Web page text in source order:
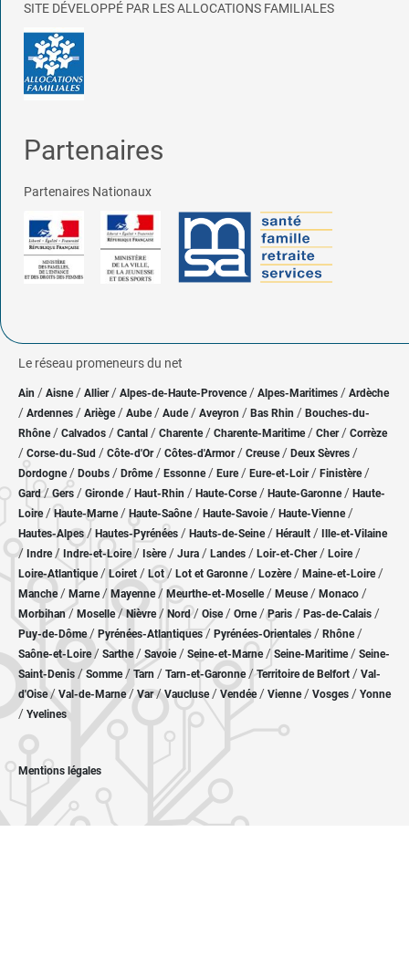
SITE DÉVELOPPÉ PAR LES ALLOCATIONS FAMILIALES
Partenaires
Partenaires Nationaux
Le réseau promeneurs du net
Ain / Aisne/ Allier/ Alpes-de-Haute-Provence / Alpes-Maritimes / Ardèche
/ Ardennes / Ariège/ Aube/ Aude / Aveyron / Bas Rhin / Bouches-du-
Rhône/ Calvados / Cantal / Charente / Charente-Maritime/ Cher / Corrèze
/ Corse-du-Sud / Côte-d'Or / Côtes-d'Armor/ Creuse/ Deux Sèvres /
Dordogne/ Doubs / Drôme/ Essonne / Eure/ Eure-et-Loir / Finistère/
Gard/Gers / Gironde/ Haut-Rhin / Haute-Corse/ Haute-Garonne/ Haute-
Loire/Haute-Marne/ Haute-Saône/ Haute-Savoie/ Haute-Vienne/
Hautes-Alpes/ Hautes-Pyrénées / Hauts-de-Seine/ Hérault / Ille-et-Vilaine
/ Indre/ Indre-et-Loire/ Isère/ Jura / Landes / Loir-et-Cher/ Loire/
Loire-Atlantique/ Loiret / Lot/ Lot et Garonne/ Lozère / Maine-et-Loire/
Manche/ Marne/ Mayenne/ Meurthe-et-Moselle/ Meuse/ Monaco /
Morbihan/ Moselle/ Nièvre / Nord/ Oise / Orne/Paris / Pas-de-Calais /
Puy-de-Dôme/ Pyrénées-Atlantiques / Pyrénées-Orientales / Rhône/
Saône-et-Loire/ Sarthe/ Savoie/ Seine-et-Marne/ Seine-Maritime/ Seine-
Saint-Denis /Somme/ Tarn / Tarn-et-Garonne/Territoire de Belfort / Val-
d'Oise/ Val-de-Marne/Var/Vaucluse/ Vendée/ Vienne/ Vosges / Yonne
/ Yvelines
Mentions légales